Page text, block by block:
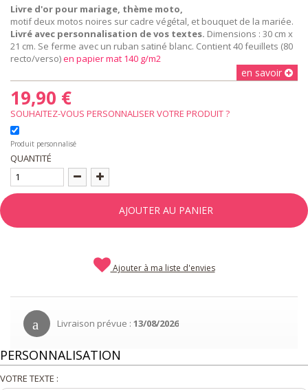
Livre d'or pour mariage, thème moto,
motif deux motos noires sur cadre végétal, et bouquet de la mariée.
Livré avec personnalisation de vos textes. Dimensions : 30 cm x
21 cm. Se ferme avec un ruban satiné blanc. Contient 40 feuillets (80
recto/verso)en papier mat 140 g/m2
en savoir
19,90 €
Produit personnalisé
QUANTITÉ
AJOUTER AU PANIER
Ajouter à ma liste d'envies
Livraison prévue : 13/08/2026
PERSONNALISATION
VOTRE TEXTE :